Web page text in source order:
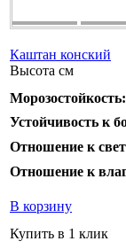
Каштан конский
Высота см
Морозостойкость:
Устойчивость к
Отношение к
Отношение к
В корзину
Купить в 1 клик